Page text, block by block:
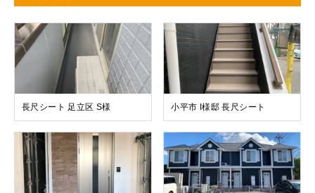
長尺シート 足立区 S様 小平市 I様邸 長尺シート